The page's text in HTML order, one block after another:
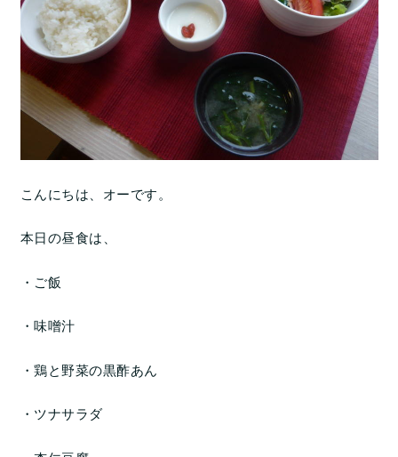
こんにちは、オーです。
本日の昼食は、
・ご飯
・味噌汁
・鶏と野菜の黒酢あん
・ツナサラダ